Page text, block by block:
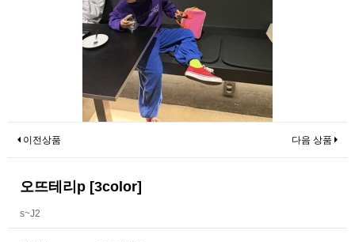
이전상품 다음 상품
오뜨테리p [3color]
s~J2